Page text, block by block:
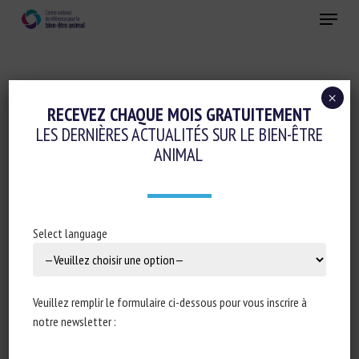
Menu
Evaluation du bien-être animal et Etiquetage
Invertébrés
SUPERMARKETS SO SHOPPERS CAN MAKE
INFORMED CHOICES FOR HIGHER
WELFARE PRAWNS, CRABS, LOBSTERS AND
‘SCAMPI’
17 janvier 2024
RECEVEZ CHAQUE MOIS GRATUITEMENT
LES DERNIÈRES ACTUALITÉS SUR LE BIEN-ÊTRE
ANIMAL
Select language
Veuillez remplir le formulaire ci-dessous pour vous inscrire à
notre newsletter :
×